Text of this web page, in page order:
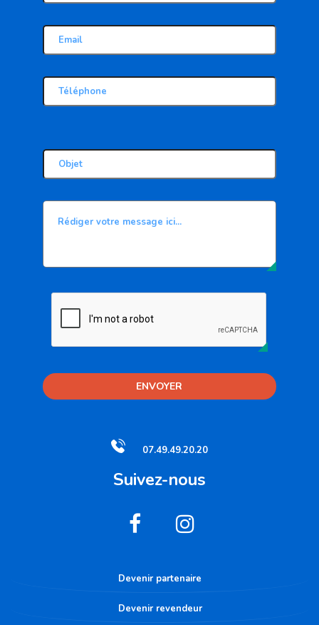
07.49.49.20.20
Suivez-nous
Devenir partenaire
Devenir revendeur
ENVOYER